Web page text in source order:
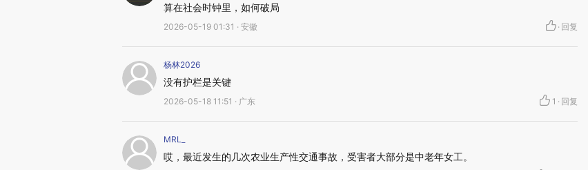
算在社会时钟里，如何破局
2026-05-19 01:31 · 安徽 · 回复
杨林2026
没有护栏是关键
2026-05-18 11:51 · 广东 1 · 回复
MRL_
哎，最近发生的几次农业生产性交通事故，受害者大部分是中老年女工。